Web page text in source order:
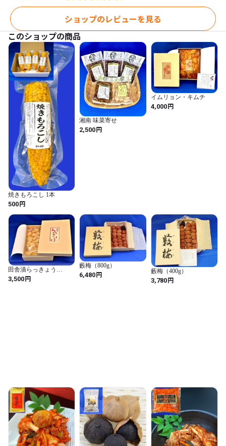
のファンの方たちに喜ばれています。
宅急便の時間指定や納品書不要も承ります（お届け先住所と購入
者住所が異なる場合は納品書は同梱しません）。
ご注文の際、備考欄にご要望の内容をご入力ください。
■コメント
○新らっきょうならではの風味がちゃんとあります。甘口でも甘
すぎず、新らっきょうの辛みもあります。自分で漬けるよりだん
ぜん美味しい。［東京　Mさん］
○甘口でも、しょうゆが入っているので日本人の口に合う甘酢
で、とても美味しいです。［東京　Yさん］
○塩のほうは、らっきょうそのものの美味しさが引き立ってい
て、他にはない味わいです。［埼玉　Oさん］
ショップのレビューを見る
このショップの商品
焼きもろこし 1本
500円
湘南 味菜寄せ
2,500円
イムリョン・キムチ
4,000円
田舎漬らっきょう
（800g）
3,500円
藪梅（800g）
6,480円 藪梅（400g）
3,780円